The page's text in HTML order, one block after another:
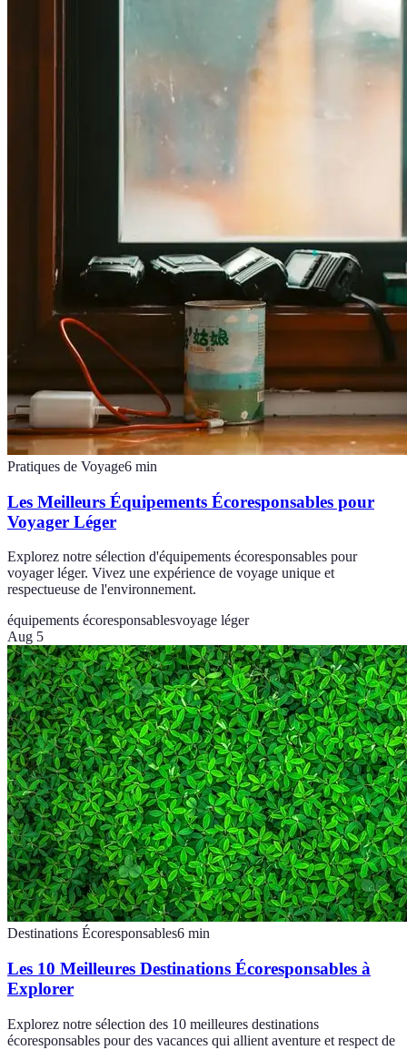
Pratiques de Voyage6 min
Les Meilleurs Équipements Écoresponsables pour
Voyager Léger
Explorez notre sélection d'équipements écoresponsables pour
voyager léger. Vivez une expérience de voyage unique et
respectueuse de l'environnement.
équipements écoresponsablesvoyage léger
Aug 5
Destinations Écoresponsables6 min
Les 10 Meilleures Destinations Écoresponsables à
Explorer
Explorez notre sélection des 10 meilleures destinations
écoresponsables pour des vacances qui allient aventure et respect de